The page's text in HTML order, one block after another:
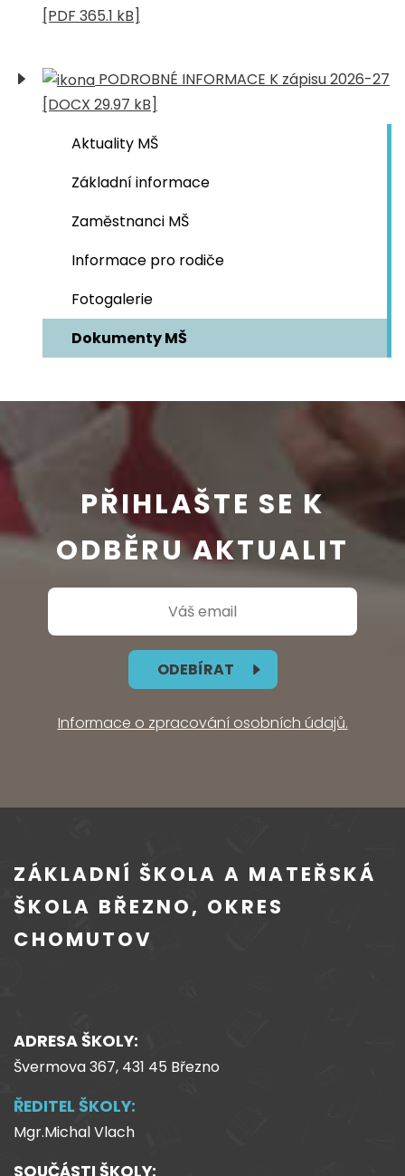
[PDF 365.1 kB]
PODROBNÉ INFORMACE K zápisu 2026-27
[DOCX 29.97 kB]
Aktuality MŠ
Základní informace
Zaměstnanci MŠ
Informace pro rodiče
Fotogalerie
Dokumenty MŠ
PŘIHLAŠTE SE K
ODBĚRU AKTUALIT
ODEBÍRAT
Informace o zpracování osobních údajů.
ZÁKLADNÍ ŠKOLA A MATEŘSKÁ
ŠKOLA BŘEZNO, OKRES
CHOMUTOV
ADRESA ŠKOLY:
Švermova 367, 431 45 Březno
ŘEDITEL ŠKOLY:
Mgr.Michal Vlach
SOUČÁSTI ŠKOLY: